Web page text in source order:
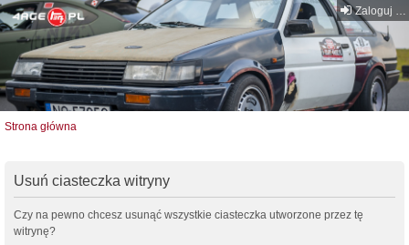
Zaloguj się
Strona główna
Usuń ciasteczka witryny
Czy na pewno chcesz usunąć wszystkie ciasteczka utworzone przez tę
witrynę?